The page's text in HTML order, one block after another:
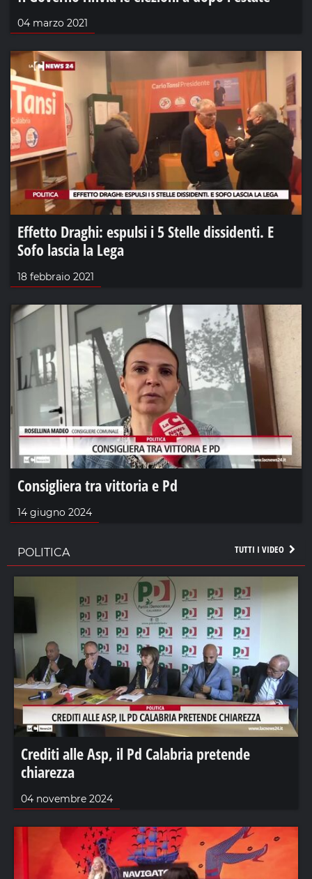
04 marzo 2021
Effetto Draghi: espulsi i 5 Stelle dissidenti. E
Sofo lascia la Lega
18 febbraio 2021
Consigliera tra vittoria e Pd
14 giugno 2024
TUTTI I VIDEO
POLITICA
Crediti alle Asp, il Pd Calabria pretende
chiarezza
04 novembre 2024